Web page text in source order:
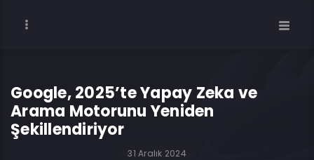
Google, 2025’te Yapay Zeka ve
Arama Motorunu Yeniden
Şekillendiriyor
31 Aralık 2024